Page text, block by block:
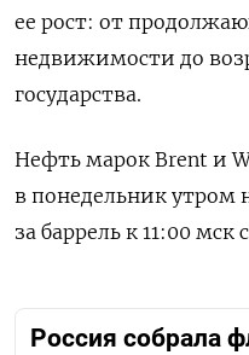
ее рост: от
недвижимости до
государства.
Нефть марок Brent и
в понедельник утром
за баррель к 11:00 мск
Россия собрала